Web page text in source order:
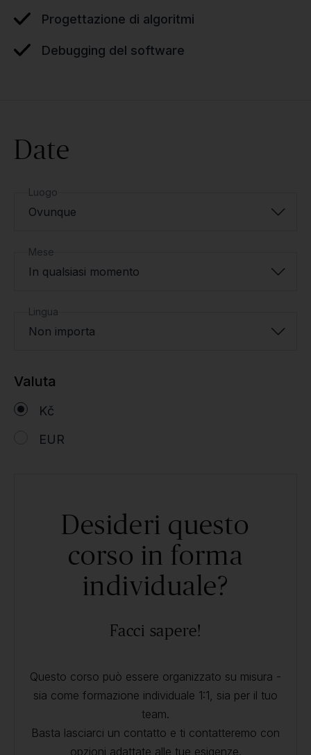
Progettazione di algoritmi
Debugging del software
Date
Luogo
Ovunque
Mese
In qualsiasi momento
Lingua
Non importa
Valuta
Kč
EUR
Desideri questo
corso in forma
individuale?
Facci sapere!
Questo corso può essere organizzato su misura -
sia come formazione individuale 1:1, sia per il tuo
team.
Basta lasciarci un contatto e ti contatteremo con
opzioni adattate alle tue esigenze.